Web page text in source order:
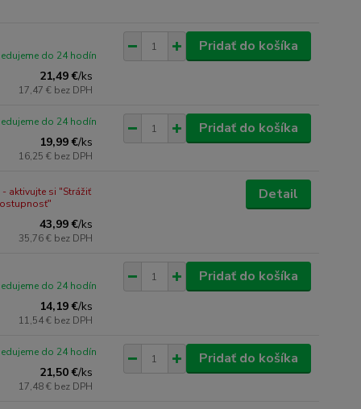
21,49 €/ks
17,47 € bez DPH
do 24 hodín
Pridať do košíka
19,99 €/ks
16,25 € bez DPH
do 24 hodín Pridať do košíka
43,99 €/ks
35,76 € bez DPH
aktivujte si "Strážiť
Detail
14,19 €/ks
11,54 € bez DPH
do 24 hodín
Pridať do košíka
21,50 €/ks
17,48 € bez DPH
do 24 hodín Pridať do košíka